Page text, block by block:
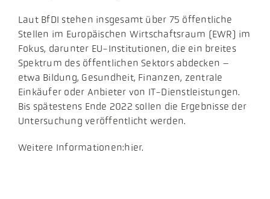
​Laut BfDI stehen insgesamt über 75 öffentliche
Stellen im Europäischen Wirtschaftsraum (EWR) im
Fokus, darunter EU-Institutionen, die ein breites
Spektrum des öffentlichen Sektors abdecken –
etwa Bildung, Gesundheit, Finanzen, zentrale
Einkäufer oder Anbieter von IT-Dienstleistungen.
Bis spätestens Ende 2022 sollen die Ergebnisse der
Untersuchung veröffentlicht werden.
Weitere Informationen:hier.